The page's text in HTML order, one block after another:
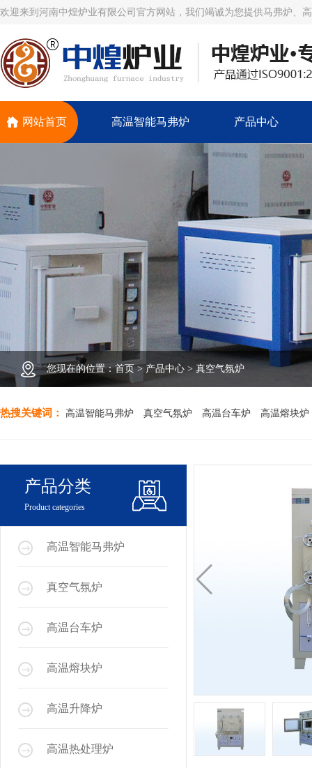
欢迎来到河南中煌炉业有限公司官方网站，我们竭诚为您提供马弗炉、
网站首页 高温智能马弗炉 产品中心
您现在的位置：首页> 产品中心 >真空气氛炉
热搜关键词： 高温智能马弗炉 真空气氛炉 高温台车炉 高温熔块炉
产品分类
Product categories
高温智能马弗炉
真空气氛炉
高温台车炉
高温熔块炉
高温升降炉
高温热处理炉